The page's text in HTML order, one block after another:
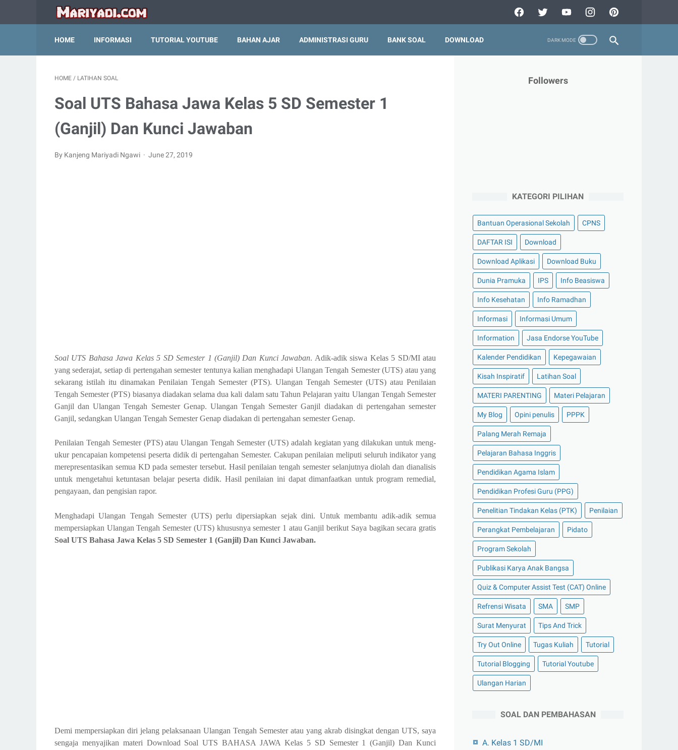
HOME INFORMASI TUTORIAL YOUTUBE BAHAN AJAR ADMINISTRASI GURU BANK SOAL DOWNLOAD
HOME / LATIHAN SOAL
Soal UTS Bahasa Jawa Kelas 5 SD Semester 1
(Ganjil) Dan Kunci Jawaban
By Kanjeng Mariyadi Ngawi June 27, 2019
Soal UTS Bahasa Jawa Kelas 5 SD Semester 1 (Ganjil) Dan Kunci Jawaban. Adik-adik siswa Kelas 5 SD/MI atau
yang sederajat, setiap di pertengahan semester tentunya kalian menghadapi Ulangan Tengah Semester (UTS) atau yang
sekarang istilah itu dinamakan Penilaian Tengah Semester (PTS). Ulangan Tengah Semester (UTS) atau Penilaian
Tengah Semester (PTS) biasanya diadakan selama dua kali dalam satu Tahun Pelajaran yaitu Ulangan Tengah Semester
Ganjil dan Ulangan Tengah Semester Genap. Ulangan Tengah Semester Ganjil diadakan di pertengahan semester
Ganjil, sedangkan Ulangan Tengah Semester Genap diadakan di pertengahan semester Genap.
Penilaian Tengah Semester (PTS) atau Ulangan Tengah Semester (UTS) adalah kegiatan yang dilakukan untuk meng­
ukur pencapaian kompetensi peserta didik di pertengahan Semester. Cakupan penilaian meliputi seluruh indikator yang
merepresentasikan semua KD pada semester tersebut. Hasil penilaian tengah semester selanjutnya diolah dan dianalisis
untuk menge­tahui ketuntasan belajar peserta didik. Hasil penilaian ini dapat dimanfaatkan untuk program remedial,
pengayaan, dan pengisian rapor.
Menghadapi Ulangan Tengah Semester (UTS) perlu dipersiapkan sejak dini. Untuk membantu adik-adik semua
mempersiapkan Ulangan Tengah Semester (UTS) khususnya semester 1 atau Ganjil berikut Saya bagikan secara gratis
Soal UTS Bahasa Jawa Kelas 5 SD Semester 1 (Ganjil) Dan Kunci Jawaban.
Demi mempersiapkan diri jelang pelaksanaan Ulangan Tengah Semester atau yang akrab disingkat dengan UTS, saya
sengaja menyajikan materi Download Soal UTS BAHASA JAWA Kelas 5 SD Semester 1 (Ganjil) Dan Kunci
Followers
KATEGORI PILIHAN
Bantuan Operasional Sekolah CPNS
DAFTAR ISI Download
Download Aplikasi Download Buku
Dunia Pramuka IPS Info Beasiswa
Info Kesehatan Info Ramadhan
Informasi Informasi Umum
Information Jasa Endorse YouTube
Kalender Pendidikan Kepegawaian
Kisah Inspiratif Latihan Soal
MATERI PARENTING Materi Pelajaran
My Blog Opini penulis PPPK
Palang Merah Remaja
Pelajaran Bahasa Inggris
Pendidikan Agama Islam
Pendidikan Profesi Guru (PPG)
Penelitian Tindakan Kelas (PTK) Penilaian
Perangkat Pembelajaran Pidato
Program Sekolah
Publikasi Karya Anak Bangsa
Quiz & Computer Assist Test (CAT) Online
Refrensi Wisata SMA SMP
Surat Menyurat Tips And Trick
Try Out Online Tugas Kuliah Tutorial
Tutorial Blogging Tutorial Youtube
Ulangan Harian
SOAL DAN PEMBAHASAN
A. Kelas 1 SD/MI